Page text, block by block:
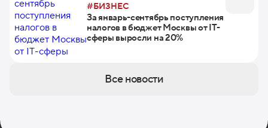
#БИЗНЕС
За январь-сентябрь поступления
налогов в бюджет Москвы от IT-
сферы выросли на 20%
Все новости